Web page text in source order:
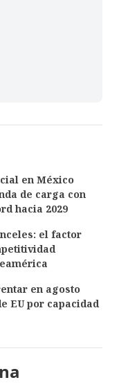
en México
de carga con
hacia 2029
el factor
en agosto
EU por capacidad